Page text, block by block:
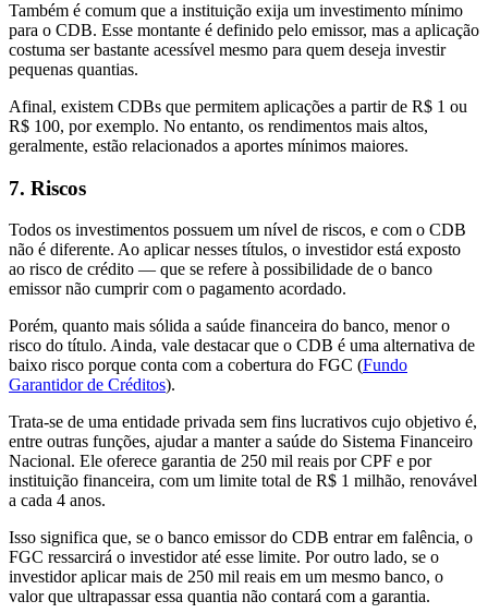
Também é comum que a instituição exija um investimento mínimo
para o CDB. Esse montante é definido pelo emissor, mas a aplicação
costuma ser bastante acessível mesmo para quem deseja investir
pequenas quantias.
Afinal, existem CDBs que permitem aplicações a partir de R$ 1 ou
R$ 100, por exemplo. No entanto, os rendimentos mais altos,
geralmente, estão relacionados a aportes mínimos maiores.
7. Riscos
Todos os investimentos possuem um nível de riscos, e com o CDB
não é diferente. Ao aplicar nesses títulos, o investidor está exposto
ao risco de crédito — que se refere à possibilidade de o banco
emissor não cumprir com o pagamento acordado.
Porém, quanto mais sólida a saúde financeira do banco, menor o
risco do título. Ainda, vale destacar que o CDB é uma alternativa de
baixo risco porque conta com a cobertura do FGC (Fundo
Garantidor de Créditos).
Trata-se de uma entidade privada sem fins lucrativos cujo objetivo é,
entre outras funções, ajudar a manter a saúde do Sistema Financeiro
Nacional. Ele oferece garantia de 250 mil reais por CPF e por
instituição financeira, com um limite total de R$ 1 milhão, renovável
a cada 4 anos.
Isso significa que, se o banco emissor do CDB entrar em falência, o
FGC ressarcirá o investidor até esse limite. Por outro lado, se o
investidor aplicar mais de 250 mil reais em um mesmo banco, o
valor que ultrapassar essa quantia não contará com a garantia.